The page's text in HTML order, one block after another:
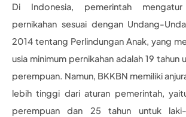
Di Indonesia, pemerintah
pernikahan sesuai dengan Undang-
2014 tentang Perlindungan Anak, yang
usia minimum pernikahan adalah 19 tahun
perempuan. Namun, BKKBN memiliki
lebih tinggi dari aturan pemerintah,
perempuan dan 25 tahun untuk